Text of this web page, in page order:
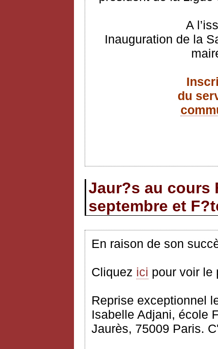
A
Inauguration de la
du
Jaur?s au cours
septembre et
En raison de son
Cliquez ici pour voir le
Reprise exceptionnel
Isabelle Adjani, école
Jaurès, 75009 Paris.